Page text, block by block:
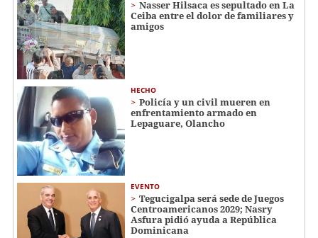
Nasser Hilsaca es sepultado en La
Ceiba entre el dolor de familiares y
amigos
HECHO
Policía y un civil mueren en
enfrentamiento armado en
Lepaguare, Olancho
EVENTO
Tegucigalpa será sede de Juegos
Centroamericanos 2029; Nasry
Asfura pidió ayuda a República
Dominicana